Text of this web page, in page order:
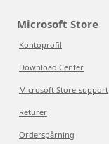
Microsoft Store
Kontoprofil
Download Center
Microsoft Store-support
Returer
Orderspårning